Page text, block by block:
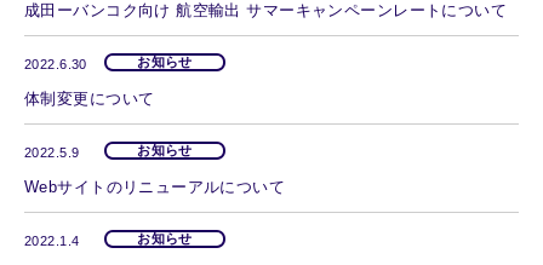
成田ーバンコク向け 航空輸出 サマーキャンペーンレートについて
2022.6.30 お知らせ
体制変更について
2022.5.9 お知らせ
Webサイトのリニューアルについて
2022.1.4 お知らせ